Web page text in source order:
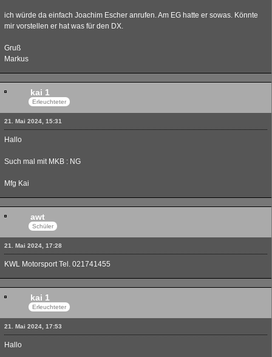
ich würde da einfach Joachim Escher anrufen. Am EG hatte er sowas. Könnte
mir vorstellen er hat was für den DX.
Gruß
Markus
kai 1
Erleuchteter
21. Mai 2024, 15:31
Hallo
Such mal mit MKB : NG
Mfg Kai
awt
Schüler
21. Mai 2024, 17:28
KWL Motorsport Tel. 021741455
kai 1
Erleuchteter
21. Mai 2024, 17:53
Hallo